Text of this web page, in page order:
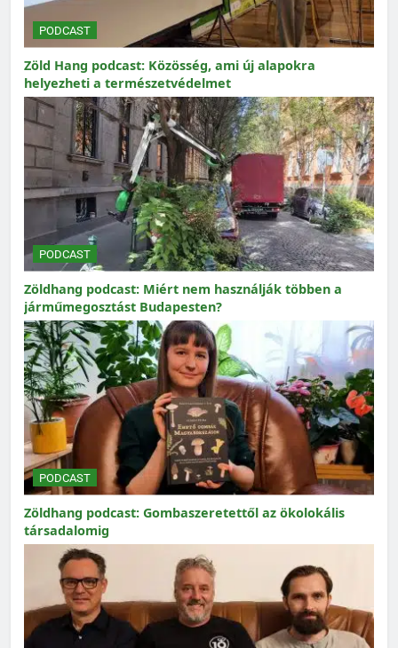
PODCAST
Zöld Hang podcast: Közösség, ami új alapokra
helyezheti a természetvédelmet
PODCAST
Zöldhang podcast: Miért nem használják többen a
járműmegosztást Budapesten?
PODCAST
Zöldhang podcast: Gombaszeretettől az ökolokális
társadalomig